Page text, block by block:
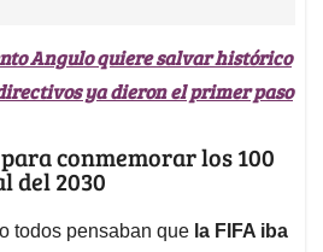
Angulo quiere salvar histórico
ya dieron el primer paso
conmemorar los 100
del 2030
todos pensaban que la FIFA iba